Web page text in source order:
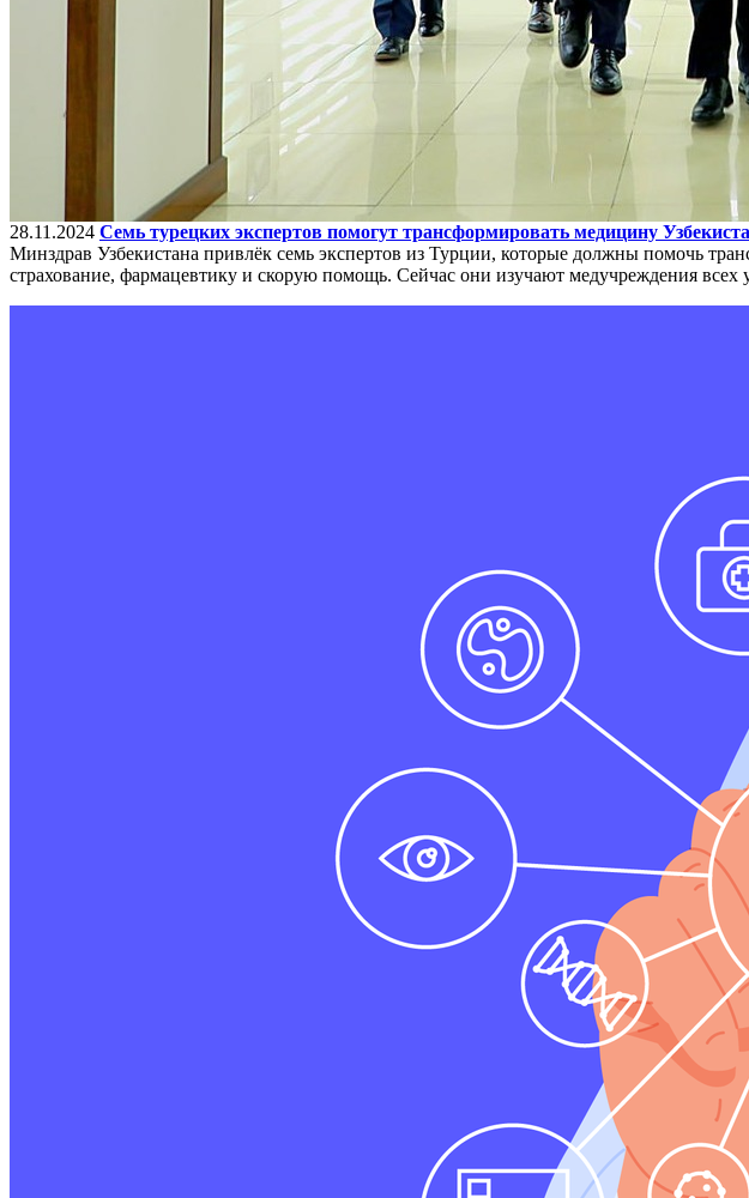
28.11.2024 Семь турецких экспертов помогут трансформировать медицину
Минздрав Узбекистана привлёк семь экспертов из Турции, которые должны помочь
страхование, фармацевтику и скорую помощь. Сейчас они изучают медучреждения